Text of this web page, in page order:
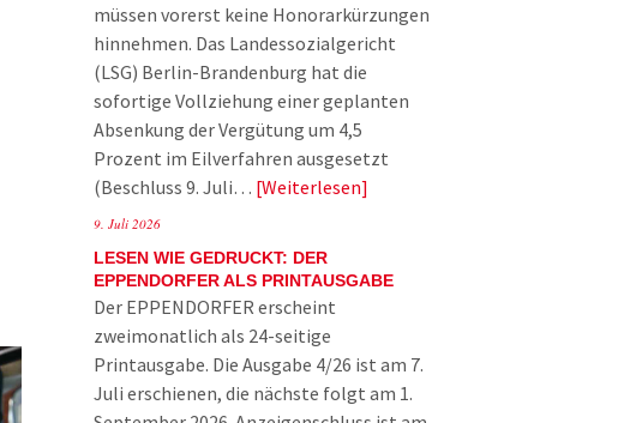
müssen vorerst keine Honorarkürzungen
hinnehmen. Das Landessozialgericht
(LSG) Berlin-Brandenburg hat die
sofortige Vollziehung einer geplanten
Absenkung der Vergütung um 4,5
Prozent im Eilverfahren ausgesetzt
(Beschluss 9. Juli… Weiterlesen
9. Juli 2026
LESEN WIE GEDRUCKT: DER
EPPENDORFER ALS PRINTAUSGABE
Der EPPENDORFER erscheint
zweimonatlich als 24-seitige
Printausgabe. Die Ausgabe 4/26 ist am 7.
Juli erschienen, die nächste folgt am 1.